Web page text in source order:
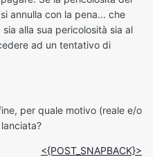
annulla con la pena... che
alla sua pericolosità sia al
ad un tentativo di
per quale motivo (reale e/o
<{POST_SNAPBACK}>